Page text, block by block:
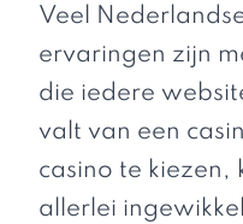
Veel
ervaringen zijn
die iedere
valt van een
casino te kiezen,
allerlei